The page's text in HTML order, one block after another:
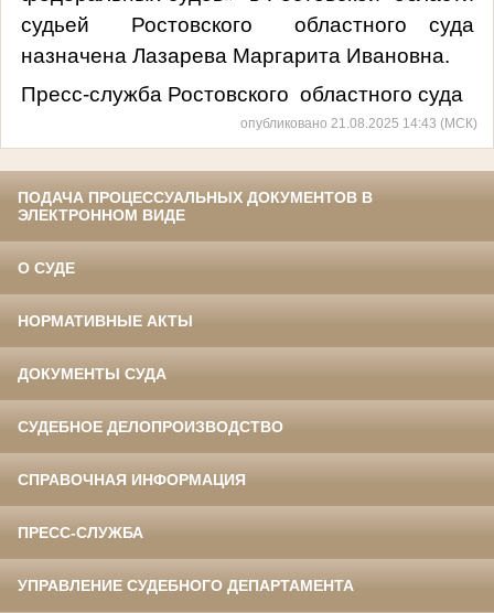
судьей Ростовского областного суда
назначена Лазарева Маргарита Ивановна.
Пресс-служба Ростовского областного суда
опубликовано 21.08.2025 14:43 (МСК)
ПОДАЧА ПРОЦЕССУАЛЬНЫХ ДОКУМЕНТОВ В
ЭЛЕКТРОННОМ ВИДЕ
О СУДЕ
НОРМАТИВНЫЕ АКТЫ
ДОКУМЕНТЫ СУДА
СУДЕБНОЕ ДЕЛОПРОИЗВОДСТВО
СПРАВОЧНАЯ ИНФОРМАЦИЯ
ПРЕСС-СЛУЖБА
УПРАВЛЕНИЕ СУДЕБНОГО ДЕПАРТАМЕНТА